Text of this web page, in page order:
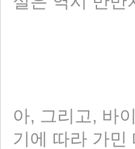
아, 그리고, 바
기에 따라 가민